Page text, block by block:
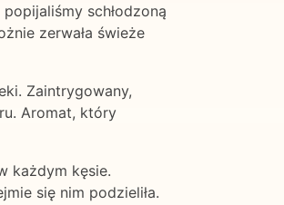
schłodzoną
zerwała świeże
Zaintrygowany,
Aromat, który
każdym kęsie.
się nim podzieliła.